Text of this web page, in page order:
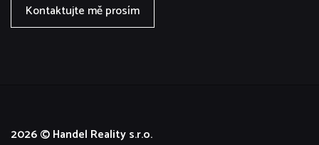
Kontaktujte mě prosím
2026 © Handel Reality s.r.o.